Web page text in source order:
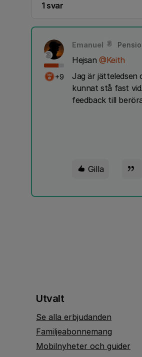
1 svar
+9
Emanuel
Hejsan@Keith
Jag är
kunnat stå fast
feedback till
Gilla
Utvalt
Se alla erbjudanden
Familjeabonnemang
Mobilnyheter och guider